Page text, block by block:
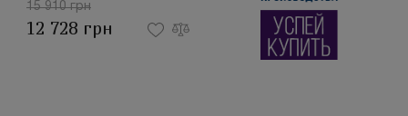
15 910 грн
12 728 грн